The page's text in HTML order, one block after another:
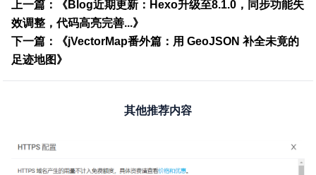
上一篇：《Blog近期更新：Hexo升级至8.1.0，同步功能失
效调整，代码高亮完善...》
下一篇：《jVectorMap番外篇：用 GeoJSON 补全未竟的
足迹地图》
其他推荐内容